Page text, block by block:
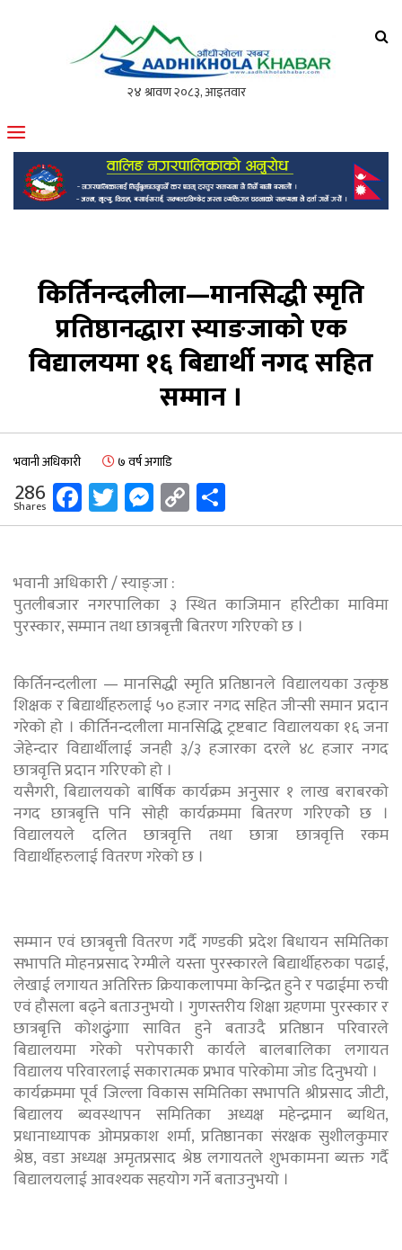
मोफसलकै लोकप्रिय अनलाइन पत्रिका
किर्तिनन्दलीला—मानसिद्धी स्मृति
प्रतिष्ठानद्धारा स्याङजाको एक
विद्यालयमा १६ बिद्यार्थी नगद सहित
सम्मान ।
भवानी अधिकारी ७ वर्ष अगाडि
286
Shares Facebook
Twitter
Messenger
Copy
Link
भवानी अधिकारी / स्याङ्जा :
पुतलीबजार नगरपालिका ३ स्थित काजिमान हरिटीका माविमा
पुरस्कार, सम्मान तथा छात्रबृत्ती बितरण गरिएको छ ।
किर्तिनन्दलीला — मानसिद्धी स्मृति प्रतिष्ठानले विद्यालयका उत्कृष्ठ
शिक्षक र बिद्यार्थीहरुलाई ५० हजार नगद सहित जीन्सी समान प्रदान
गरेको हो । कीर्तिनन्दलीला मानसिद्धि ट्रष्टबाट विद्यालयका १६ जना
जेहेन्दार विद्यार्थीलाई जनही ३/३ हजारका दरले ४८ हजार नगद
छात्रवृत्ति प्रदान गरिएको हो ।
यसैगरी, बिद्यालयको बार्षिक कार्यक्रम अनुसार १ लाख बराबरको
नगद छात्रबृत्ति पनि सोही कार्यक्रममा बितरण गरिएकोे छ ।
विद्यालयले दलित छात्रवृत्ति तथा छात्रा छात्रवृत्ति रकम
विद्यार्थीहरुलाई वितरण गरेको छ ।
सम्मान एवं छात्रबृत्ती वितरण गर्दै गण्डकी प्रदेश बिधायन समितिका
सभापति मोहनप्रसाद रेग्मीले यस्ता पुरस्कारले बिद्यार्थीहरुका पढाई,
लेखाई लगायत अतिरिक्त क्रियाकलापमा केन्द्रित हुने र पढाईमा रुची
एवं हौसला बढ्ने बताउनुभयो । गुणस्तरीय शिक्षा ग्रहणमा पुरस्कार र
छात्रबृत्ति कोशढुंगाा सावित हुने बताउदै प्रतिष्ठान परिवारले
बिद्यालयमा गरेको परोपकारी कार्यले बालबालिका लगायत
विद्यालय परिवारलाई सकारात्मक प्रभाव पारेकोमा जोड दिनुभयो ।
कार्यक्रममा पूर्व जिल्ला विकास समितिका सभापति श्रीप्रसाद जीटी,
बिद्यालय ब्यवस्थापन समितिका अध्यक्ष महेन्द्रमान ब्यथित,
प्रधानाध्यापक ओमप्रकाश शर्मा, प्रतिष्ठानका संरक्षक सुशीलकुमार
श्रेष्ठ, वडा अध्यक्ष अमृतप्रसाद श्रेष्ठ लगायतले शुभकामना ब्यक्त गर्दै
बिद्यालयलाई आवश्यक सहयोग गर्ने बताउनुभयो ।